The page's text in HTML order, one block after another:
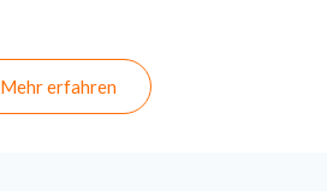
Mehr erfahren